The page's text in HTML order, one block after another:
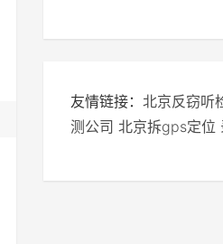
友情链接： 北京反窃听
测公司 北京拆gps定位